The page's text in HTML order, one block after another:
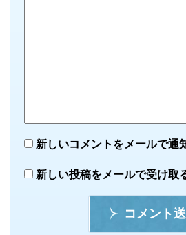
新しいコメントをメールで通
新しい投稿をメールで受け取
コメント